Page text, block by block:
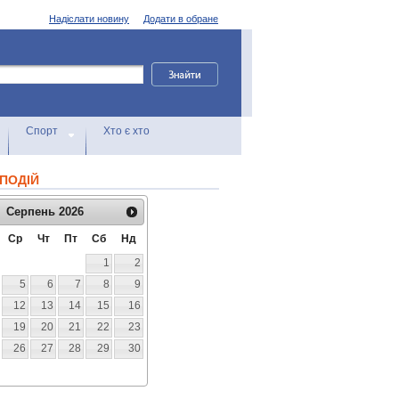
Додати в обране
Надіслати новину
Спорт Хто є хто
Серпень 2026
Ср Чт Пт Сб
Нд
1
2
5 6 7 8
9
12 13 14 15
16
19 20 21 22
23
26 27 28 29
30